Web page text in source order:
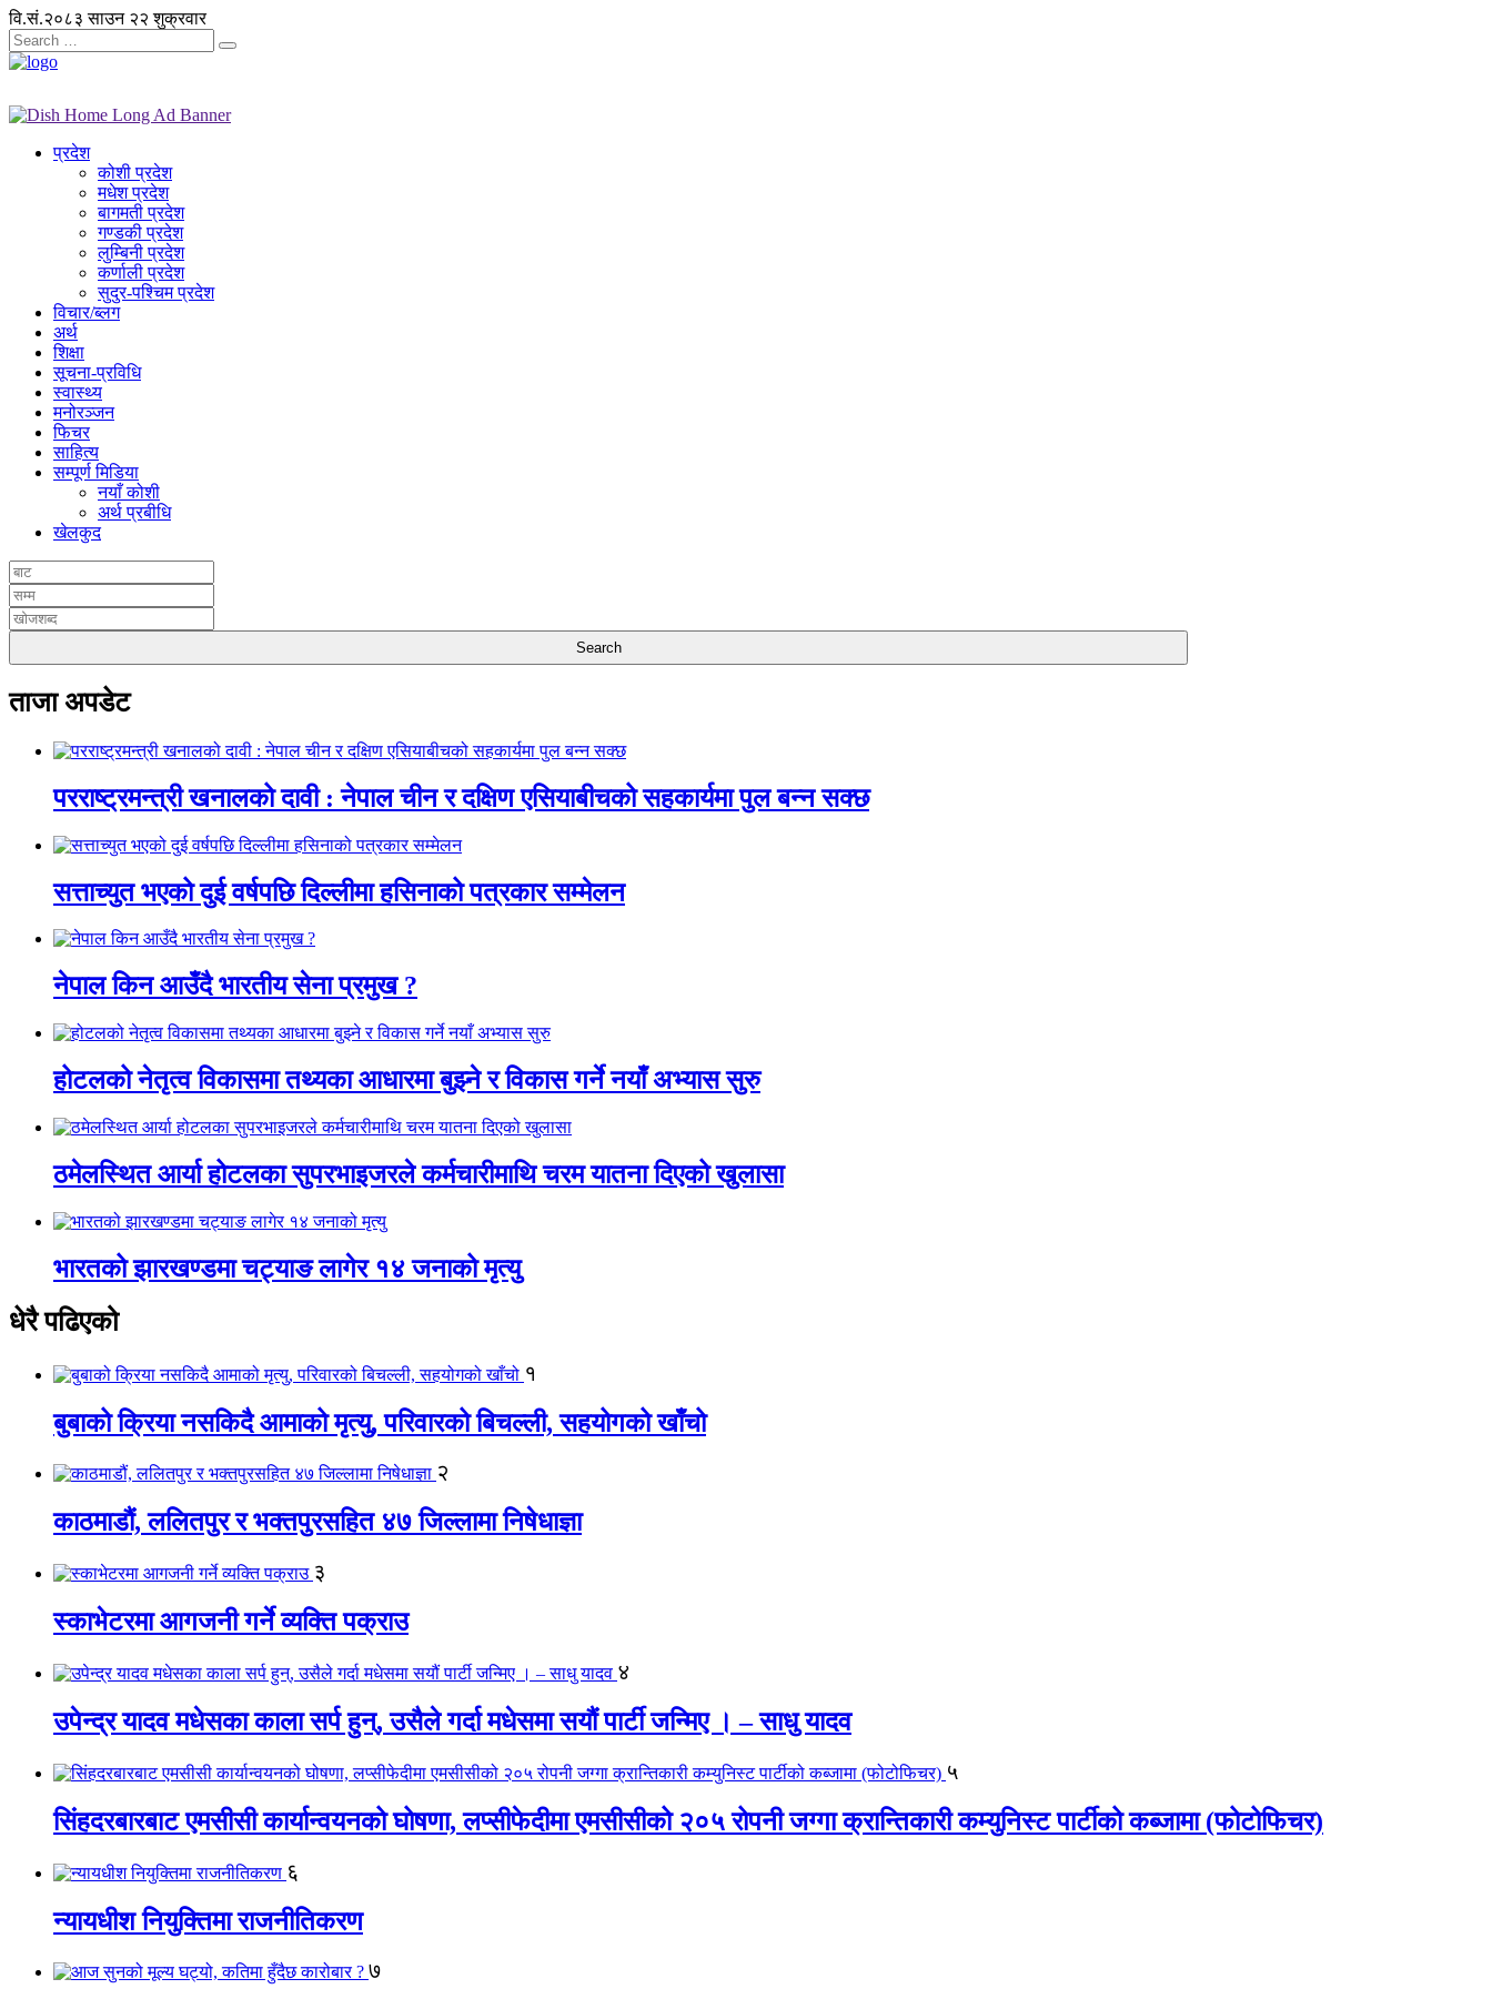
वि.सं.२०८३ साउन २२ शुक्रवार
प्रदेश
कोशी प्रदेश
मधेश प्रदेश
बागमती प्रदेश
गण्डकी प्रदेश
लुम्बिनी प्रदेश
कर्णाली प्रदेश
सुदुर-पश्चिम प्रदेश
विचार/ब्लग
अर्थ
शिक्षा
सूचना-प्रविधि
स्वास्थ्य
मनोरञ्जन
फिचर
साहित्य
सम्पूर्ण मिडिया
नयाँ कोशी
अर्थ प्रबीधि
खेलकुद
ताजा अपडेट
परराष्ट्रमन्त्री खनालको दावी : नेपाल चीन र दक्षिण एसियाबीचको सहकार्यमा पुल बन्न सक्छ
सत्ताच्युत भएको दुई वर्षपछि दिल्लीमा हसिनाको पत्रकार सम्मेलन
नेपाल किन आउँदै भारतीय सेना प्रमुख ?
होटलको नेतृत्व विकासमा तथ्यका आधारमा बुझ्ने र विकास गर्ने नयाँ अभ्यास सुरु
ठमेलस्थित आर्या होटलका सुपरभाइजरले कर्मचारीमाथि चरम यातना दिएको खुलासा
भारतको झारखण्डमा चट्याङ लागेर १४ जनाको मृत्यु
धेरै पढिएको
१
बुबाको क्रिया नसकिदै आमाको मृत्यु, परिवारको बिचल्ली, सहयोगको खाँचो
२
काठमाडौं, ललितपुर र भक्तपुरसहित ४७ जिल्लामा निषेधाज्ञा
३
स्काभेटरमा आगजनी गर्ने व्यक्ति पक्राउ
४
उपेन्द्र यादव मधेसका काला सर्प हुन्, उसैले गर्दा मधेसमा सयौं पार्टी जन्मिए । – साधु यादव
५
सिंहदरबारबाट एमसीसी कार्यान्वयनको घोषणा, लप्सीफेदीमा एमसीसीको २०५ रोपनी जग्गा क्रान्तिकारी कम्युनिस्ट पार्टीको कब्जामा (फोटोफिचर)
६
न्यायधीश नियुक्तिमा राजनीतिकरण
७